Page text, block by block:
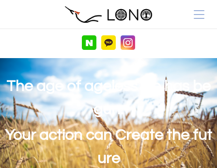
The age of ageless life has be
gun.
Your action can Create the fut
ure